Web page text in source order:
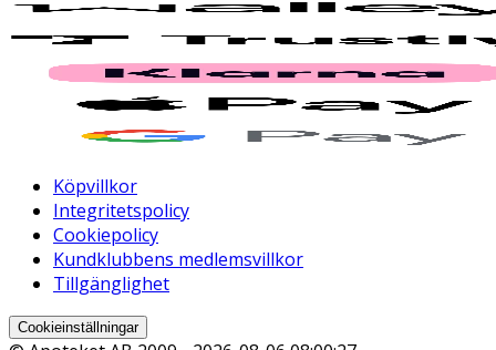
Köpvillkor
Integritetspolicy
Cookiepolicy
Kundklubbens medlemsvillkor
Tillgänglighet
Cookieinställningar